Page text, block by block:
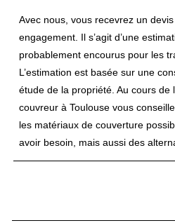
Avec nous, vous recevrez un
engagement. Il s’agit d’une
probablement encourus pour les
L’estimation est basée sur une
étude de la propriété. Au cours de
couvreur à Toulouse vous
les matériaux de couverture
avoir besoin, mais aussi des